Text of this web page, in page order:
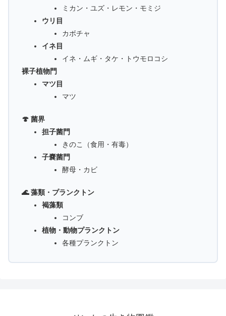
ミカン・ユズ・レモン・モミジ
ウリ目
カボチャ
イネ目
イネ・ムギ・タケ・トウモロコシ
裸子植物門
マツ目
マツ
🍄 菌界
担子菌門
きのこ（食用・有毒）
子嚢菌門
酵母・カビ
🌊 藻類・プランクトン
褐藻類
コンブ
植物・動物プランクトン
各種プランクトン